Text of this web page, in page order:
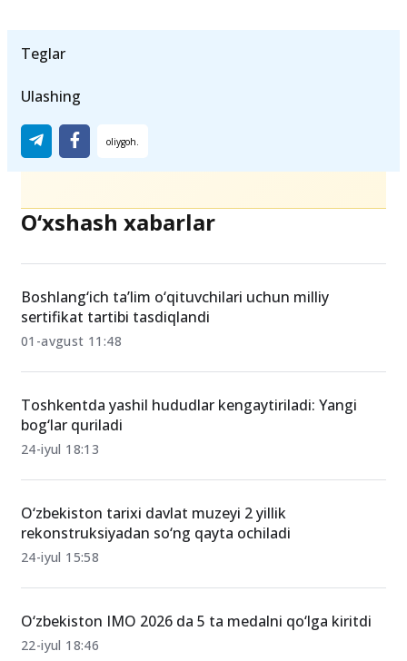
Teglar
Ulashing
O‘xshash xabarlar
Boshlang‘ich ta’lim o‘qituvchilari uchun milliy
sertifikat tartibi tasdiqlandi
01-avgust 11:48
Toshkentda yashil hududlar kengaytiriladi: Yangi
bog‘lar quriladi
24-iyul 18:13
O‘zbekiston tarixi davlat muzeyi 2 yillik
rekonstruksiyadan so‘ng qayta ochiladi
24-iyul 15:58
O‘zbekiston IMO 2026 da 5 ta medalni qo‘lga kiritdi
22-iyul 18:46